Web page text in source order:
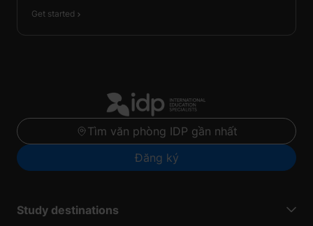
Get started
Tìm văn phòng IDP gần nhất
Đăng ký
Study destinations